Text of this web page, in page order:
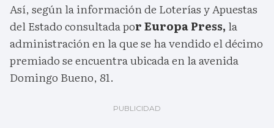
Así, según la información de Loterías y Apuestas
del Estado consultada por Europa Press, la
administración en la que se ha vendido el décimo
premiado se encuentra ubicada en la avenida
Domingo Bueno, 81.